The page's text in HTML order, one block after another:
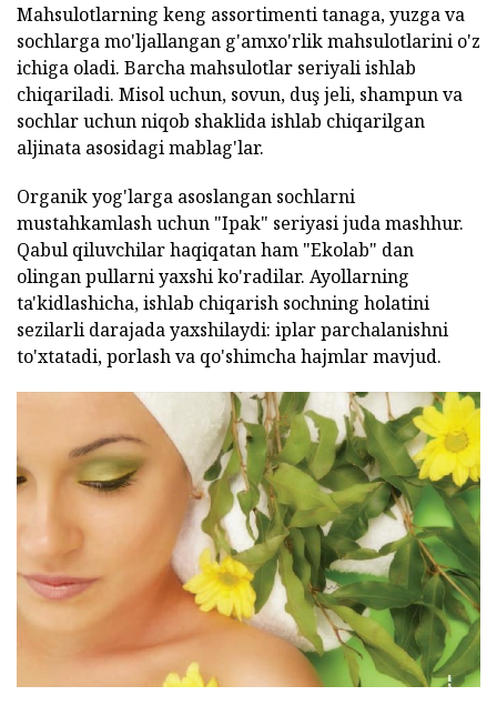
Mahsulotlarning keng assortimenti tanaga, yuzga va
sochlarga mo'ljallangan g'amxo'rlik mahsulotlarini o'z
ichiga oladi. Barcha mahsulotlar seriyali ishlab
chiqariladi. Misol uchun, sovun, duş jeli, shampun va
sochlar uchun niqob shaklida ishlab chiqarilgan
aljinata asosidagi mablag'lar.
Organik yog'larga asoslangan sochlarni
mustahkamlash uchun "Ipak" seriyasi juda mashhur.
Qabul qiluvchilar haqiqatan ham "Ekolab" dan
olingan pullarni yaxshi ko'radilar. Ayollarning
ta'kidlashicha, ishlab chiqarish sochning holatini
sezilarli darajada yaxshilaydi: iplar parchalanishni
to'xtatadi, porlash va qo'shimcha hajmlar mavjud.